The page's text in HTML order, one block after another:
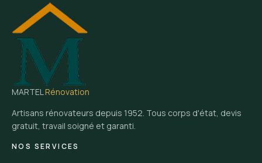
MARTELRénovation
Artisans rénovateurs depuis 1952. Tous corps d'état, devis
gratuit, travail soigné et garanti.
NOS SERVICES